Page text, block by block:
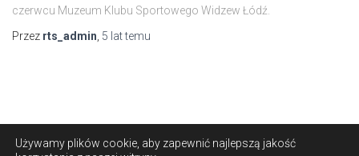
czerwcu Muzeum Klubu Sportowego Widzew Łódź.
Przez rts_admin 5 lattemu
Używamy plików cookie, aby zapewnić najlepszą jakość